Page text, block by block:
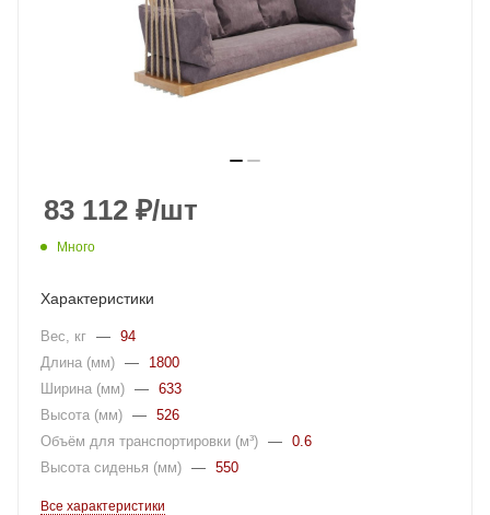
83 112 ₽/шт
Много
Характеристики
Вес, кг — 94
Длина (мм) —
1800
Ширина (мм) — 633
Высота (мм) — 526
Объём для транспортировки (м³) — 0.6
Высота сиденья (мм) — 550
Все характеристики